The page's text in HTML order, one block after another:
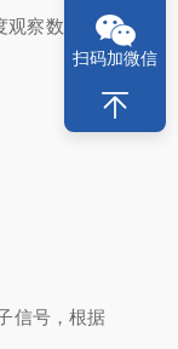
观察数据;大
信号，根据
扫码加微信